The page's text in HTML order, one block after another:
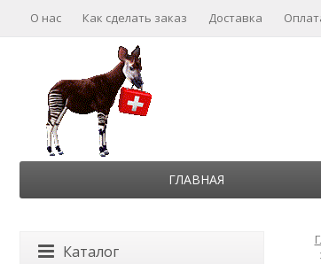
О нас Как сделать заказ Доставка
ГЛАВНАЯ
Каталог